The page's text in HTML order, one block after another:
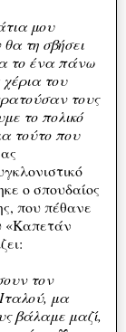
μου
τη σβήσει
το ένα πάνω
του
τους
το πολικό
τούτο που
ο σπουδαίος
που πέθανε
«Καπετάν
τον
μα
βάλαμε μαζί,